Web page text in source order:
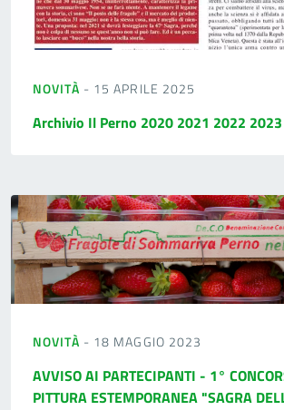
NOVITÀ - 15 APRILE 2025
Archivio Il Perno 2020 2021 2022
NOVITÀ - 18 MAGGIO 2023
AVVISO AI PARTECIPANTI - 1°
PITTURA ESTEMPORANEA "SAGRA